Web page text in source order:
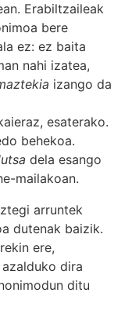
Erabiltzaileak
bere
ez: ez baita
nahi izatea,
izango da
esaterako.
behekoa.
dela esango
mailakoan.
arruntek
dutenak baizik.
ere,
dira
ditu